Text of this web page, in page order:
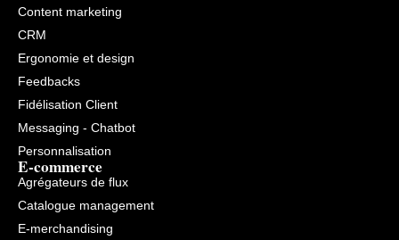
Content marketing
CRM
Ergonomie et design
Feedbacks
Fidélisation Client
Messaging - Chatbot
Personnalisation
E-commerce
Agrégateurs de flux
Catalogue management
E-merchandising